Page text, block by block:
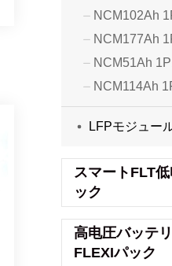
 NCM102Ah
 NCM177Ah
 NCM51Ah
 NCM114Ah
LFPモジュー
スマートFLT
ック
高电圧バッテ
FLEXIパック